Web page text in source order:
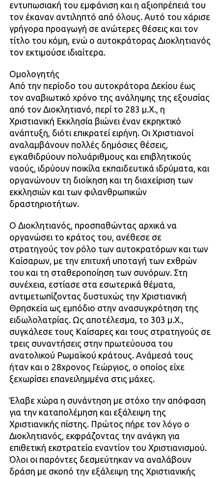
εντυπωσιακή του εμφάνιση και η αξιοπρέπειά του
τον έκαναν αντιληπτό από όλους. Αυτό του χάρισε
γρήγορα προαγωγή σε ανώτερες θέσεις και τον
τίτλο του κόμη, ενώ ο αυτοκράτορας Διοκλητιανός
τον εκτιμούσε ιδιαίτερα.
Ομολογητής
Από την περίοδο του αυτοκράτορα Δεκίου έως
τον αναβιωτικό χρόνο της ανάληψης της εξουσίας
από τον Διοκλητιανό, περί το 283 μ.Χ., η
Χριστιανική Εκκλησία βιώνει έναν εκρηκτικό
ανάπτυξη, διότι επικρατεί ειρήνη. Οι Χριστιανοί
αναλαμβάνουν πολλές δημόσιες θέσεις,
εγκαθιδρύουν πολυάριθμους και επιβλητικούς
ναούς, ιδρύουν ποικίλα εκπαιδευτικά ιδρύματα, και
οργανώνουν τη διοίκηση και τη διαχείριση των
εκκλησιών και των φιλανθρωπικών
δραστηριοτήτων.
Ο Διοκλητιανός, προσπαθώντας αρχικά να
οργανώσει το κράτος του, ανέθεσε σε
στρατηγούς τον ρόλο των αυτοκρατόρων και των
Καίσαρων, με την επιτυχή υποταγή των εχθρών
του και τη σταθεροποίηση των συνόρων. Στη
συνέχεια, εστίασε στα εσωτερικά θέματα,
αντιμετωπίζοντας δυστυχώς την Χριστιανική
Θρησκεία ως εμπόδιο στην ανασυγκρότηση της
ειδωλολατρίας. Ως αποτέλεσμα, το 303 μ.Χ.,
συγκάλεσε τους Καίσαρες και τους στρατηγούς σε
τρεις συναντήσεις στην πρωτεύουσα του
ανατολικού Ρωμαϊκού κράτους. Ανάμεσά τους
ήταν και ο 28χρονος Γεώργιος, ο οποίος είχε
ξεχωρίσει επανειλημμένα στις μάχες.
Έλαβε χώρα η συνάντηση με στόχο την απόφαση
για την καταπολέμηση και εξάλειψη της
Χριστιανικής πίστης. Πρώτος πήρε τον λόγο ο
Διοκλητιανός, εκφράζοντας την ανάγκη για
επιθετική εκστρατεία εναντίον του Χριστιανισμού.
Όλοι οι παρόντες δεσμεύτηκαν να αναλάβουν
δράση με σκοπό την εξάλειψη της Χριστιανικής